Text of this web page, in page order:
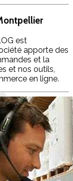
est
apporte des
et la
et nos outils,
en ligne.